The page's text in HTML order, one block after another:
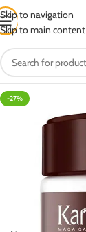
Skip to navigation
Skip to main content
-27%